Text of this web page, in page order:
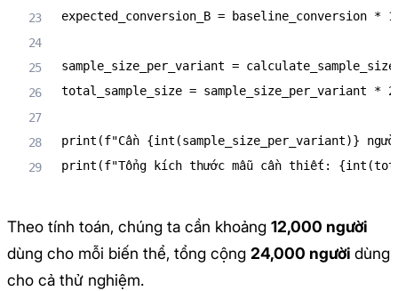
expected_conversion_B = baseline_conversion *
sample_size_per_variant = calculate_sample_size
total_sample_size = sample_size_per_variant * 2
print (f"Cần {int (sample_size_per_variant)}
print (f"Tổng kích thước mẫu cần thiết: {int (
Theo tính toán, chúng ta cần khoảng 12,000 người
dùng cho mỗi biến thể, tổng cộng 24,000 người dùng
cho cả thử nghiệm.